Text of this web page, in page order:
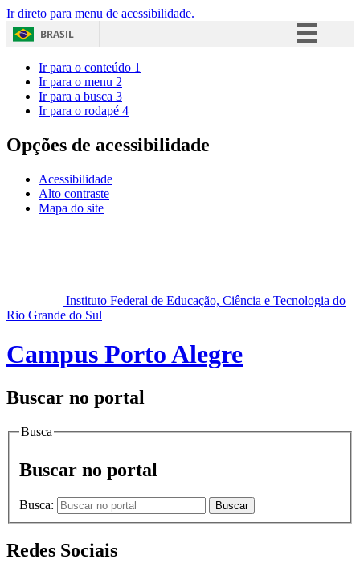
Ir direto para menu de acessibilidade.
BRASIL
Acesso à informação
Ir para o conteúdo 1
Ir para o menu 2
Ir para a busca 3
Ir para o rodapé 4
Opções de acessibilidade
Acessibilidade
Alto contraste
Mapa do site
Instituto Federal de Educação, Ciência e Tecnologia do
Rio Grande do Sul
Campus Porto Alegre
Buscar no portal
Busca
Buscar no portal
Busca: Buscar
Redes Sociais